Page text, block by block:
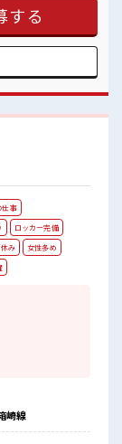
ナシのお仕事♪
しいことにチャ
境が整っていま
ていきましょ
気軽に相談でき
たり☆ ロッカー付
主婦主夫さんな
する
仕事
ロッカー完備
み
女性多め
崎線